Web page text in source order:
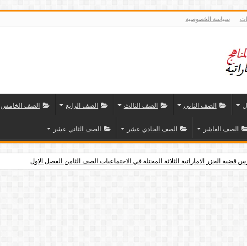
سياسة الخصوصية
الصف الثاني الصف الثالث الصف الرابع الصف الخامس
الصف العاشر الصف الحادي عشر الصف الثاني عشر
قضية الجزر الاماراتية الثلاثة المحتلة في الاجتماعيات الصف الثامن الفصل الاول